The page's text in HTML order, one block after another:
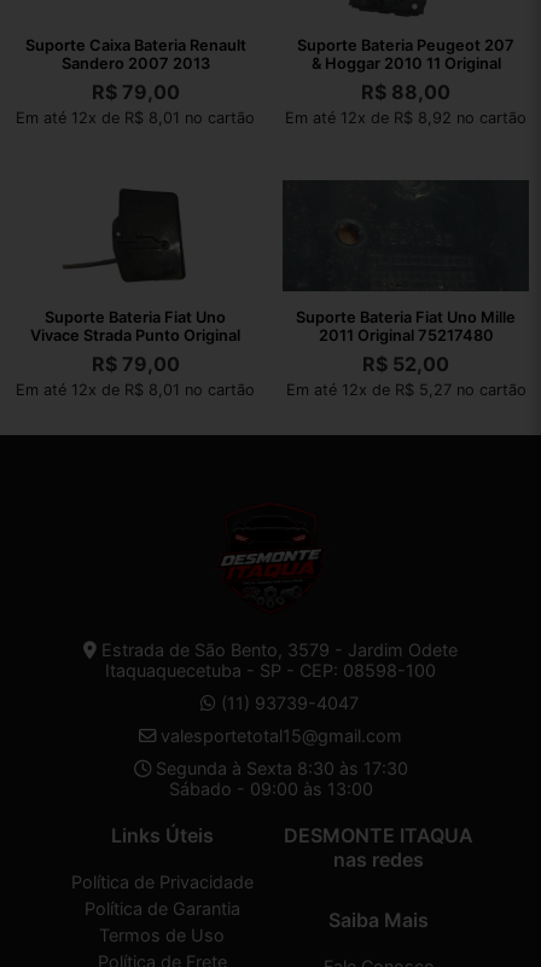
Suporte Caixa Bateria Renault
Sandero 2007 2013
R$79,00
Em até 12x de R$ 8,01 no cartão
Suporte Bateria Peugeot 207
& Hoggar 2010 11 Original
R$ 88,00
Em até 12x de R$ 8,92 no cartão
Suporte Bateria Fiat Uno
Vivace Strada Punto Original
R$79,00
Em até 12x de R$ 8,01 no cartão
Suporte Bateria Fiat Uno Mille
2011 Original 75217480
R$ 52,00
Em até 12x de R$ 5,27 no cartão
Estrada de São Bento, 3579 - Jardim Odete
Itaquaquecetuba - SP - CEP: 08598-100
(11) 93739-4047
valesportetotal15@gmail.com
Segunda à Sexta 8:30 às 17:30
Sábado - 09:00 às 13:00
Links Úteis
Política de Privacidade
Política de Garantia
Termos de Uso
Política de Frete
DESMONTE ITAQUA
nas redes
Saiba Mais